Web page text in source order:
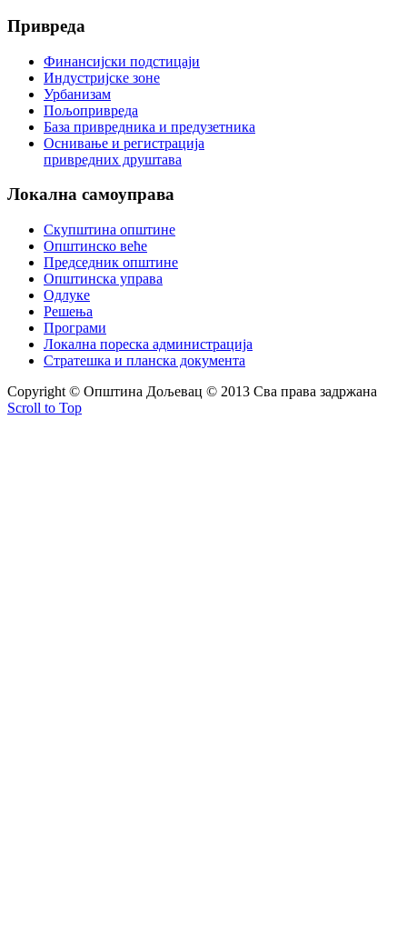
Привреда
Финансијски подстицаји
Индустријске зоне
Урбанизам
Пољопривреда
База привредника и предузетника
Оснивање и регистрација
привредних друштава
Локална самоуправа
Скупштина општине
Општинско веће
Председник општине
Општинска управа
Одлуке
Решења
Програми
Локална пореска администрација
Стратешка и планска документа
Copyright © Oпштина Дољевац © 2013 Сва права задржана
Scroll to Top